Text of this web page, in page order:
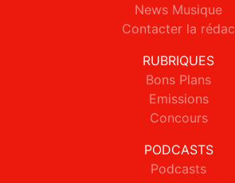
News Musique
Contacter la rédac
RUBRIQUES
Bons Plans
Emissions
Concours
PODCASTS
Podcasts